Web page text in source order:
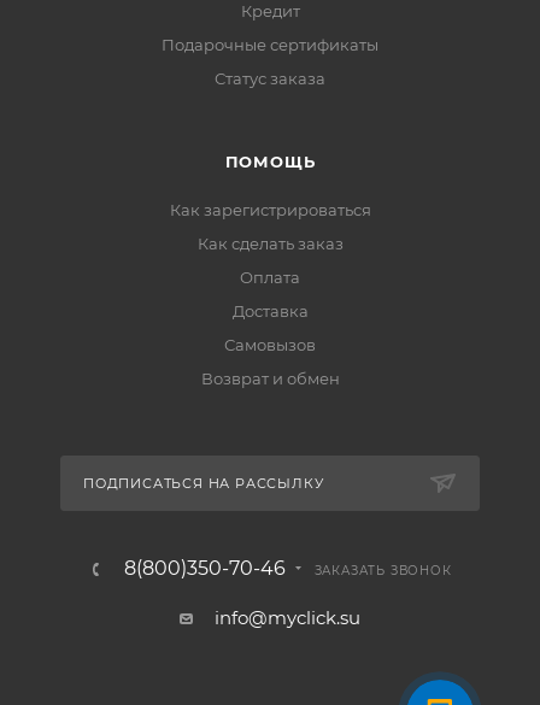
Кредит
Подарочные сертификаты
Статус заказа
ПОМОЩЬ
Как зарегистрироваться
Как сделать заказ
Оплата
Доставка
Самовызов
Возврат и обмен
ПОДПИСАТЬСЯ НА РАССЫЛКУ
8(800)350-70-46 ЗАКАЗАТЬ ЗВОНОК
info@myclick.su